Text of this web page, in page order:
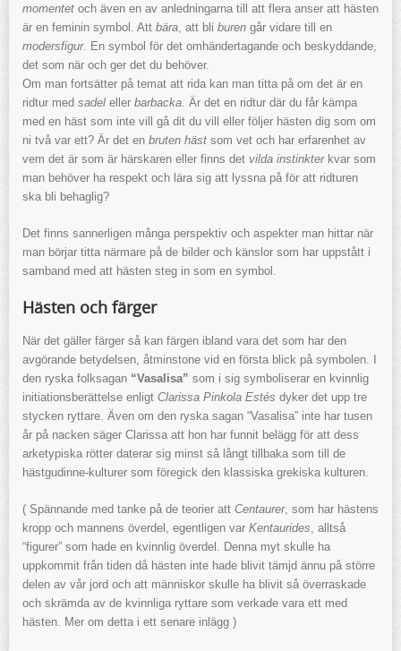
momentet och även en av anledningarna till att flera anser att hästen
är en feminin symbol. Att bära, att bli buren går vidare till en
modersfigur. En symbol för det omhändertagande och beskyddande,
det som när och ger det du behöver.
Om man fortsätter på temat att rida kan man titta på om det är en
ridtur med sadel eller barbacka. Är det en ridtur där du får kämpa
med en häst som inte vill gå dit du vill eller följer hästen dig som om
ni två var ett? Är det en bruten häst som vet och har erfarenhet av
vem det är som är härskaren eller finns det vilda instinkterkvar som
man behöver ha respekt och lära sig att lyssna på för att ridturen
ska bli behaglig?
Det finns sannerligen många perspektiv och aspekter man hittar när
man börjar titta närmare på de bilder och känslor som har uppstått i
samband med att hästen steg in som en symbol.
Hästen och färger
När det gäller färger så kan färgen ibland vara det som har den
avgörande betydelsen, åtminstone vid en första blick på symbolen. I
den ryska folksagan “Vasalisa” som i sig symboliserar en kvinnlig
initiationsberättelse enligt Clarissa Pinkola Estés dyker det upp tre
stycken ryttare. Även om den ryska sagan “Vasalisa” inte har tusen
år på nacken säger Clarissa att hon har funnit belägg för att dess
arketypiska rötter daterar sig minst så långt tillbaka som till de
hästgudinne-kulturer som föregick den klassiska grekiska kulturen.
( Spännande med tanke på de teorier att Centaurer, som har hästens
kropp och mannens överdel, egentligen var Kentaurides, alltså
“figurer” som hade en kvinnlig överdel. Denna myt skulle ha
uppkommit från tiden då hästen inte hade blivit tämjd ännu på större
delen av vår jord och att människor skulle ha blivit så överraskade
och skrämda av de kvinnliga ryttare som verkade vara ett med
hästen. Mer om detta i ett senare inlägg )